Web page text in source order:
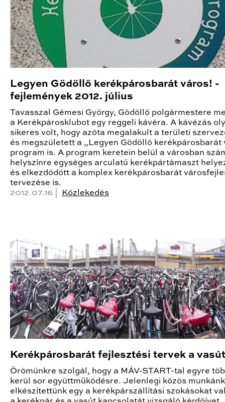
Legyen Gödöllő kerékpárosbarát város! -
fejlemények 2012. július
Tavasszal Gémesi György, Gödöllő polgármestere
a Kerékpárosklubot egy reggeli kávéra. A kávézás
sikeres volt, hogy azóta megalakult a területi
és megszületett a „Legyen Gödöllő kerékpárosbarát
program is. A program keretein belül a városban
helyszínre egységes arculatú kerékpártámaszt
és elkezdődött a komplex kerékpárosbarát
tervezése is.
2012.07.16 |
Közlekedés
Kerékpárosbarát fejlesztési tervek a
Örömünkre szolgál, hogy a MÁV-START-tal egyre
kerül sor együttműködésre. Jelenlegi közös
elkészítettünk egy a kerékpárszállítási szokásokat